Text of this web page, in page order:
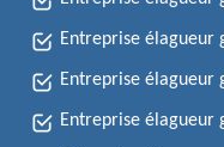
Entreprise élagueur
Entreprise élagueur
Entreprise élagueur